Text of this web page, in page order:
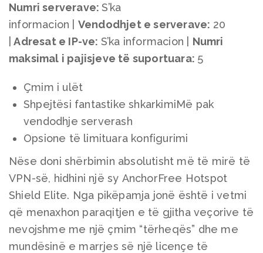
Numri serverave:S’ka
informacion | Vendodhjet e serverave: 20
Adresat e IP-ve: S’ka informacion | Numri
maksimal i pajisjeve të suportuara: 5
Çmim i ulët
Shpejtësi fantastike shkarkimiMë pak
vendodhje serverash
Opsione të limituara konfigurimi
Nëse doni shërbimin absolutisht më të mirë të
VPN-së, hidhini një sy AnchorFree Hotspot
Shield Elite. Nga pikëpamja jonë është i vetmi
që menaxhon paraqitjen e të gjitha veçorive të
nevojshme me një çmim “tërheqës” dhe me
mundësinë e marrjes së një licençe të